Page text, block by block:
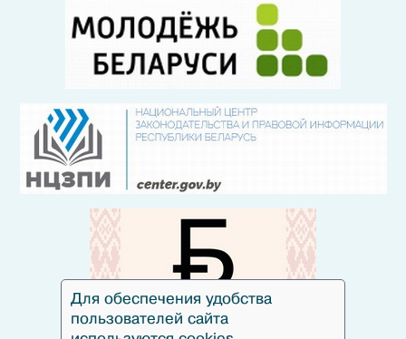
Для обеспечения удобства
пользователей сайта